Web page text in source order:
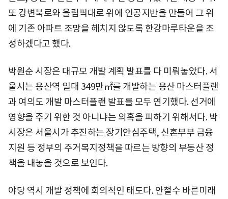
또 강변북로와 올림픽대로 위에 인공지반을 만들어 그 위
에 기존 아파트 조망을 헤치지 않도록 한강마루타운을 조
성하겠다고 했다.
박원순 시장은 대규모 개발 계획 발표를 다 미뤄놓았다. 서
울시는 용산역 일대 349만㎡를 개발하는 용산 마스터플랜
과 여의도 개발 마스터플랜 발표를 모두 연기했다. 선거에
영향을 주기 위한 것 아니냐는 의혹을 피하기 위해서다. 박
시장은 서울시가 추진하는 장기안심주택, 신혼부부 금융
지원 등 정부의 주거복지정책을 따르는 방향의 부동산 정
책을 내놓을 것으로 보인다.
야당 역시 개발 정책에 회의적인 태도다. 안철수 바른미래